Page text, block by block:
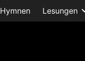
Hymnen Lesungen